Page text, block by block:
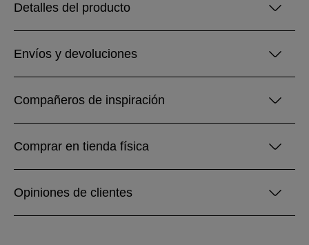
Detalles del producto
Envíos y devoluciones
Compañeros de inspiración
Comprar en tienda física
Opiniones de clientes